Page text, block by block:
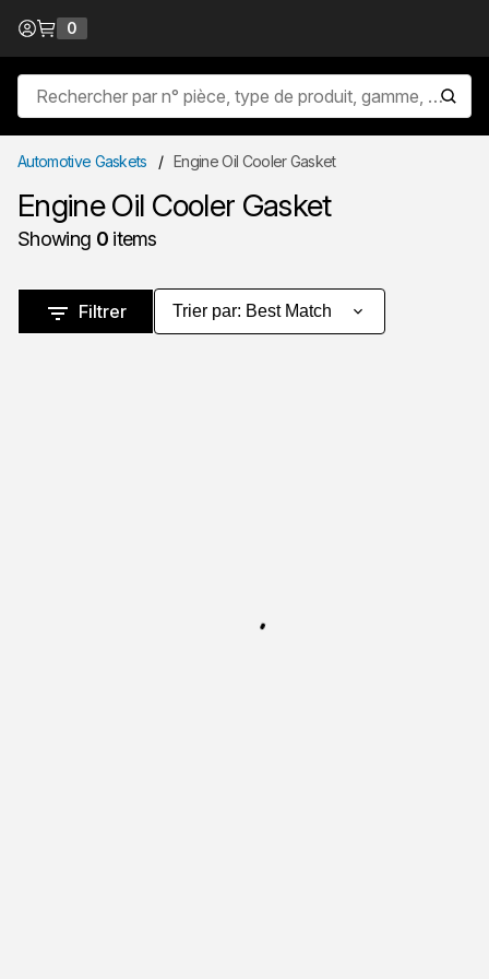
Passer au contenu
0
Recherche sur le site
Automotive Gaskets / Engine Oil Cooler Gasket
Engine Oil Cooler Gasket
Showing 0items
Filtrer Trier par: Best Match
Passer aux résultats